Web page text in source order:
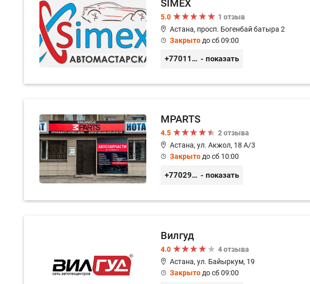
SIMEX
5.0
1 отзыв
Астана, просп. Богенбай батыра 2
Закрытодо сб 09:00
+77011248780 - показать
MPARTS
4.5
2 отзыва
Астана, ул. Акжол, 18 А/3
Закрытодо сб 10:00
+77029352979 - показать
Вилгуд
4.0
4 отзыва
Астана, ул. Байыркум, 19
Закрытодо сб 09:00